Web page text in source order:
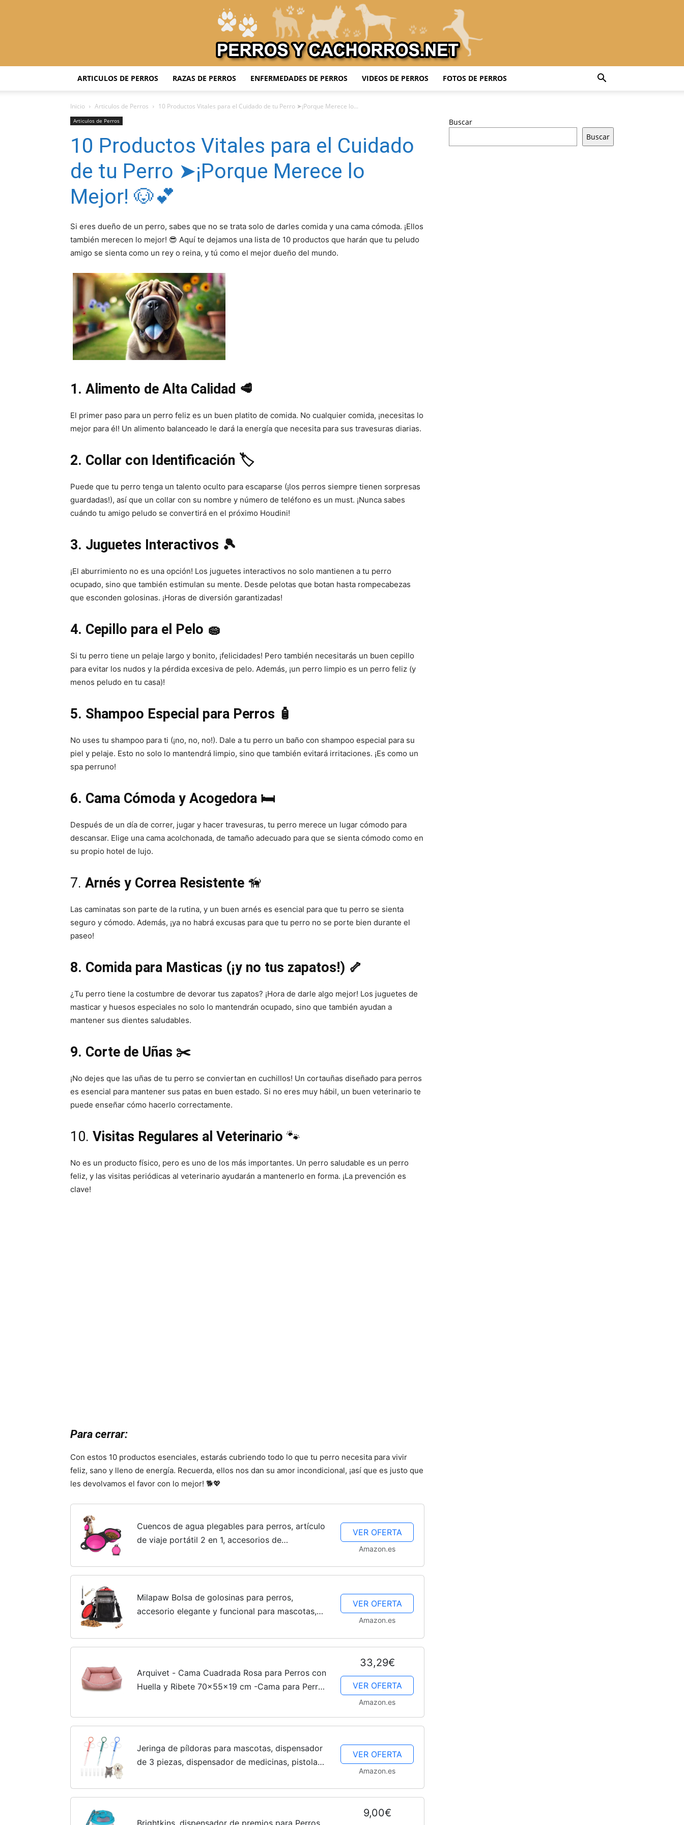
Perros
–
Perros
ARTICULOS DE PERROS RAZAS DE PERROS ENFERMEDADES DE PERROS VIDEOS DE PERROS FOTOS DE PERROS
Inicio Articulos de Perros 10 Productos Vitales para el Cuidado de tu Perro ➤¡Porque Merece lo...
Articulos de Perros
10 Productos Vitales para el Cuidado
de tu Perro ➤¡Porque Merece lo
Mejor! 🐶💕
Si eres dueño de un perro, sabes que no se trata solo de darles comida y una cama cómoda. ¡Ellos
también merecen lo mejor! 😎 Aquí te dejamos una lista de 10 productos que harán que tu peludo
amigo se sienta como un rey o reina, y tú como el mejor dueño del mundo.
1. Alimento de Alta Calidad 🥩
El primer paso para un perro feliz es un buen platito de comida. No cualquier comida, ¡necesitas lo
mejor para él! Un alimento balanceado le dará la energía que necesita para sus travesuras diarias.
2. Collar con Identificación 🏷️
Puede que tu perro tenga un talento oculto para escaparse (¡los perros siempre tienen sorpresas
guardadas!), así que un collar con su nombre y número de teléfono es un must. ¡Nunca sabes
cuándo tu amigo peludo se convertirá en el próximo Houdini!
3. Juguetes Interactivos 🎾
¡El aburrimiento no es una opción! Los juguetes interactivos no solo mantienen a tu perro
ocupado, sino que también estimulan su mente. Desde pelotas que botan hasta rompecabezas
que esconden golosinas. ¡Horas de diversión garantizadas!
4. Cepillo para el Pelo 🧽
Si tu perro tiene un pelaje largo y bonito, ¡felicidades! Pero también necesitarás un buen cepillo
para evitar los nudos y la pérdida excesiva de pelo. Además, ¡un perro limpio es un perro feliz (y
menos peludo en tu casa)!
5. Shampoo Especial para Perros 🧴
No uses tu shampoo para ti (¡no, no, no!). Dale a tu perro un baño con shampoo especial para su
piel y pelaje. Esto no solo lo mantendrá limpio, sino que también evitará irritaciones. ¡Es como un
spa perruno!
6. Cama Cómoda y Acogedora 🛏️
Después de un día de correr, jugar y hacer travesuras, tu perro merece un lugar cómodo para
descansar. Elige una cama acolchonada, de tamaño adecuado para que se sienta cómodo como en
su propio hotel de lujo.
7. Arnés y Correa Resistente 🦮
Las caminatas son parte de la rutina, y un buen arnés es esencial para que tu perro se sienta
seguro y cómodo. Además, ¡ya no habrá excusas para que tu perro no se porte bien durante el
paseo!
8. Comida para Masticas (¡y no tus zapatos!) 🦴
¿Tu perro tiene la costumbre de devorar tus zapatos? ¡Hora de darle algo mejor! Los juguetes de
masticar y huesos especiales no solo lo mantendrán ocupado, sino que también ayudan a
mantener sus dientes saludables.
9. Corte de Uñas ✂️
¡No dejes que las uñas de tu perro se conviertan en cuchillos! Un cortauñas diseñado para perros
es esencial para mantener sus patas en buen estado. Si no eres muy hábil, un buen veterinario te
puede enseñar cómo hacerlo correctamente.
10. Visitas Regulares al Veterinario 🐾
No es un producto físico, pero es uno de los más importantes. Un perro saludable es un perro
feliz, y las visitas periódicas al veterinario ayudarán a mantenerlo en forma. ¡La prevención es
clave!
Para cerrar:
Con estos 10 productos esenciales, estarás cubriendo todo lo que tu perro necesita para vivir
feliz, sano y lleno de energía. Recuerda, ellos nos dan su amor incondicional, ¡así que es justo que
les devolvamos el favor con lo mejor! 🐕💖
Cuencos de agua plegables para perros, artículo
de viaje portátil 2 en 1, accesorios de
comedero de platos, recipiente de...
VER OFERTA
Amazon.es
Milapaw Bolsa de golosinas para perros,
accesorio elegante y funcional para mascotas,
impermeable para caminar con...
VER OFERTA
Amazon.es
Arquivet - Cama Cuadrada Rosa para Perros con
Huella y Ribete 70x55x19 cm -Cama para Perros
33,29€
VER OFERTA
Amazon.es
Jeringa de píldoras para mascotas, dispensador
de 3 piezas, dispensador de medicinas, pistola
jeringa,...
VER OFERTA
Amazon.es
9,00€
Buscar
Buscar